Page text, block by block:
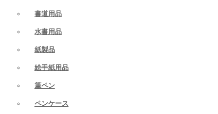
書道用品
水書用品
紙製品
絵手紙用品
筆ペン
ペンケース